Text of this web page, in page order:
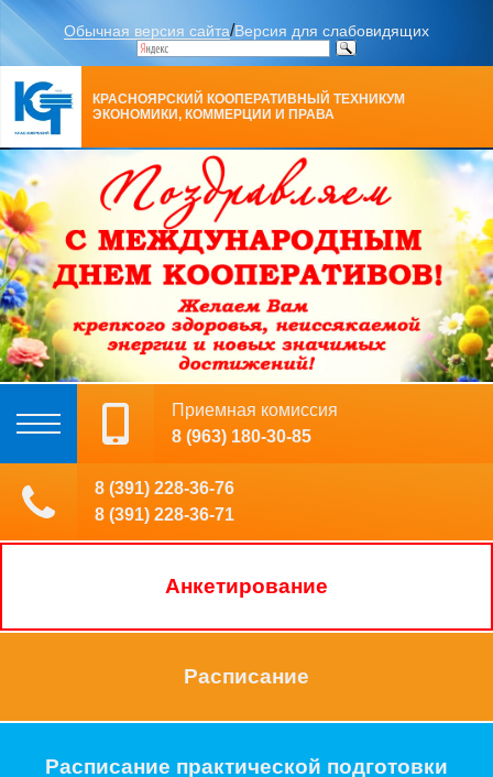
Обычная версия сайта/Версия для слабовидящих
КРАСНОЯРСКИЙ КООПЕРАТИВНЫЙ ТЕХНИКУМ
ЭКОНОМИКИ, КОММЕРЦИИ И ПРАВА
Приемная комиссия
8 (963) 180-30-85
8 (391) 228-36-76
8 (391) 228-36-71
Анкетирование
Расписание
Расписание практической подготовки